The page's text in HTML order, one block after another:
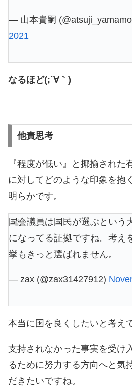
— 山本貴嗣
2021
なるほど(;´∀｀)
他責思考
『程度が低い』と揶揄された
に対してどのような印象を抱
明らかです。
国会議員は国民が選ぶという
になってる証拠ですね。考え
挙もきっと選ばれません。
— zax (@zax31427912)
本当に国を良くしたいと考え
支持されなかった事実を受け
るために努力する方向へと気
だきたいですね。